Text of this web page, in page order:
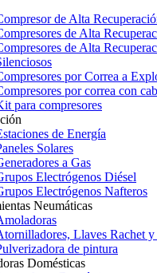
de Alta
de Alta
de Alta
por Correa a
por correa con
para compresores
de Energía
Solares
a Gas
Electrógenos Diésel
Electrógenos Nafteros
Neumáticas
Llaves Rachet
de pintura
Domésticas